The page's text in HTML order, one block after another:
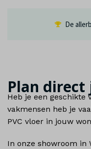
De
Plan
Heb je een geschikte
vakmensen heb je
PVC vloer in jouw
In onze showroom in